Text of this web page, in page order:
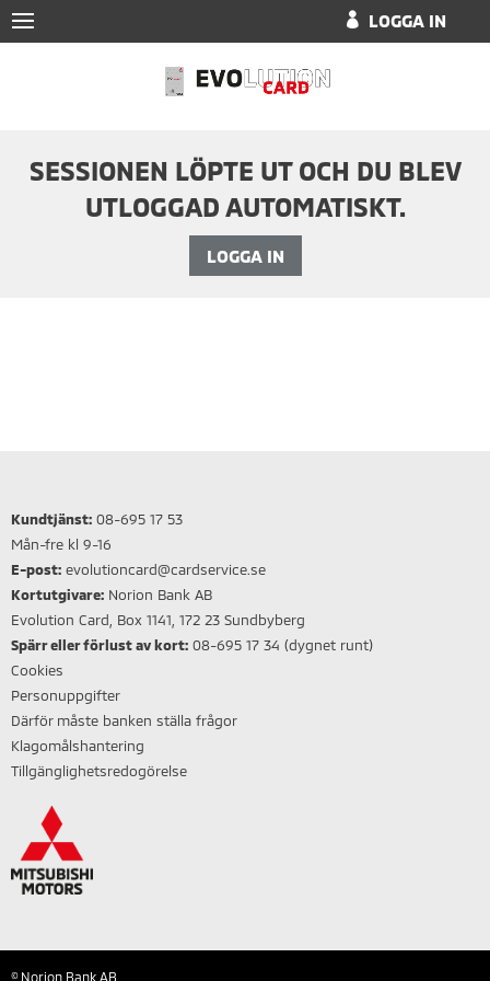
LOGGA IN
SESSIONEN LÖPTE UT OCH DU BLEV
UTLOGGAD AUTOMATISKT.
LOGGA IN
Kundtjänst: 08-695 17 53
Mån-fre kl 9-16
E-post: evolutioncard@cardservice.se
Kortutgivare: Norion Bank AB
Evolution Card, Box 1141, 172 23 Sundbyberg
Spärr eller förlust av kort: 08-695 17 34 (dygnet runt)
Cookies
Personuppgifter
Därför måste banken ställa frågor
Klagomålshantering
Tillgänglighetsredogörelse
© Norion Bank AB